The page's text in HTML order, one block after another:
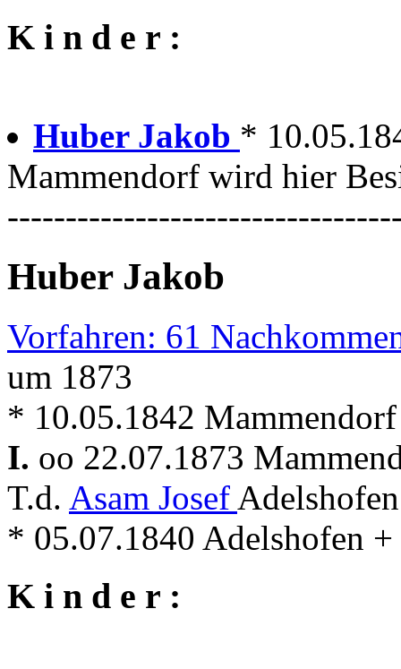
K i n d e r :
Huber Jakob *
Mammendorf wird hier
Huber Jakob
Vorfahren: 61
um 1873
* 10.05.1842
I. oo 22.07.1873
T.d. Asam Josef
* 05.07.1840 Adelshofen
K i n d e r :